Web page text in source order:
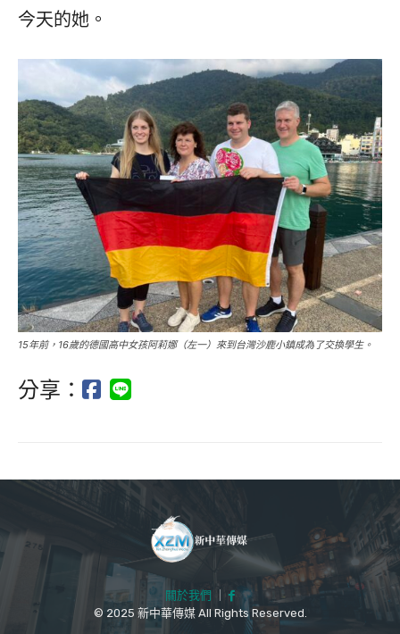
今天的她。
15年前，16歲的德國高中女孩阿莉娜（左一）來到台灣沙鹿小鎮成為了交換學生。
分享：
關於我們
｜
© 2025 新中華傳媒 All Rights Reserved.